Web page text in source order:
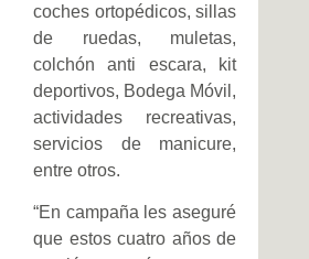
coches ortopédicos, sillas
de ruedas, muletas,
colchón anti escara, kit
deportivos, Bodega Móvil,
actividades recreativas,
servicios de manicure,
entre otros.
“En campaña les aseguré
que estos cuatro años de